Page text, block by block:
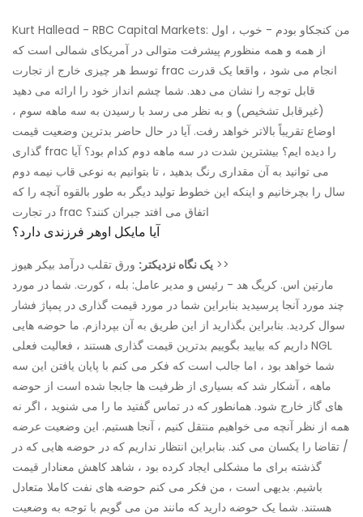
Kurt Hallead - RBC Capital Markets: من کنجکاو بودم - خوب ، اول
از همه و همه منظورم پیشرفت متوالی در آمریکای شمالی است که
توسط هر چیزی خارج از تجارت frac انجام می شود ، واقعا یک قدرت
قابل توجه را نشان می دهد. شما چشم انداز خود را ارائه می دهید
(غیرقابل تشخیص) و به نظر می رسد با رسیدن به سه ماهه سوم ،
اوضاع تقریباً بالاتر خواهد رفت. آیا در حال حاضر بدترین وضعیت قیمت
گذاری frac را دیده ایم؟ بیشترین شدت در سه ماهه دوم کدام بود؟ آیا
می توانید به آن مقداری رنگ بدهید ، تا بتوانیم به نوعی قاب نیمه دوم
سال را بچرخانیم و اینکه این خطوط تولید دیگر به طور بالقوه آنچه را که
در تجارت frac اتفاق می افتد جبران کنند؟
آیا مایکل اوهر فرزندی دارد؟
یک نگاه نزدیکتر: ورق تقلب درآمد بیکر هیوز >>
مارتین اس. کریگ هد - رئیس و مدیر عامل: بله ، کورت. شما در مورد
چند مورد آنجا پرسیدید بنابراین شما در مورد قیمت گذاری در پمپاژ فشار
سوال کردید. بنابراین بگذارید از این طریق به آن بپردازم. ما حوضه هایی
داریم که بیایید بگوییم بدترین قیمت گذاری هستند ، فعالیت فعلی NGL
شما خواهد بود ، اما جالب است که فکر می کنم با پایان یافتن این سه
ماهه ، آشکار شد که بسیاری از ظرفیت ها جابجا شده است از حوضه
های گاز خارج شود. همانطور که در تماس گفتید ما را می شنوید ، اگر نه
همه از نظر آنچه می خواهیم منتقل کنیم ، آنجا هستیم. این وضعیت عرضه
/ تقاضا را یکسان می کند. بنابراین انتظار نداریم که در حوضه هایی که در
گذشته برای ما مشکلی ایجاد کرده بود ، شاهد کاهش معنادار قیمت
باشیم. بدیهی است ، من فکر می کنم حوضه های نفت کاملا متعادل
هستند. شما یک حوضه دارید که مانند من می گویم با توجه به وضعیت